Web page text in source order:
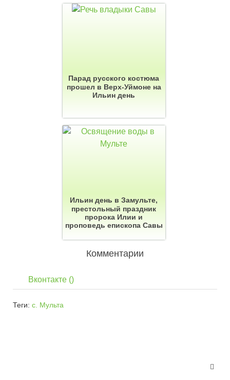
Парад русского костюма
прошел в Верх-Уймоне на
Ильин день
Ильин день в Замульте,
престольный праздник
пророка Илии и
проповедь епископа Савы
Комментарии
Вконтакте ()
Теги: с. Мульта